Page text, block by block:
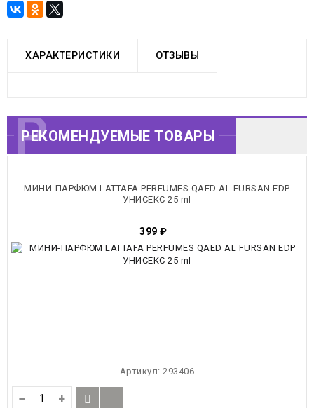
ХАРАКТЕРИСТИКИ ОТЗЫВЫ
РЕКОМЕНДУЕМЫЕ
ТОВАРЫ
РЕКОМЕНДУЕМЫЕ ТОВАРЫ
МИНИ-ПАРФЮМ LATTAFA PERFUMES QAED AL FURSAN EDP
УНИСЕКС 25 ml
399 ₽
Артикул:293406
− +